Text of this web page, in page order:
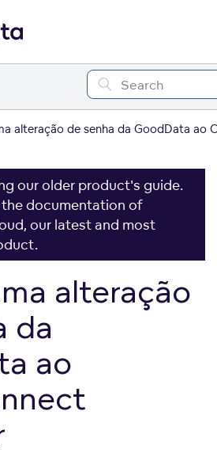
alteração de senha da GoodData ao
our older product's guide.
documentation of
our latest and most
alteração
da
ao